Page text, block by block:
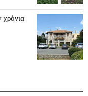
χρόνια